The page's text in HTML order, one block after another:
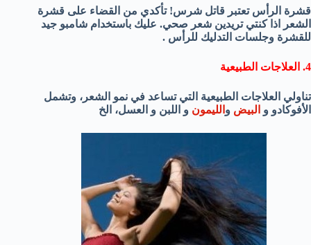
قشرة الرأس تعتبر قاتل شرس! تأكدي من القضاء على قشرة
الشعر اذا كنتي تريدين شعر صحي. عليك باستخدام شامبو جيد
للقشرة وجلسات التدليك للرأس .
4. العلاجات الطبيعية
تناولي العلاجات الطبيعية التي تساعد في نمو الشعر، وتشمل
الأفوكادو و البيض و الليمون و اللبن و العسل، الخ